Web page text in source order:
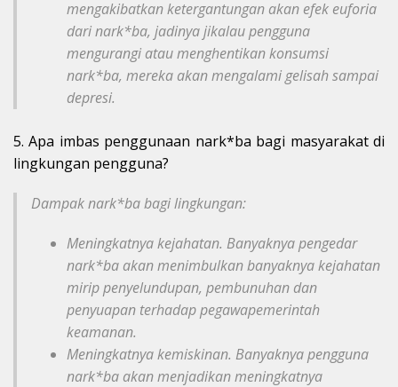
mengakibatkan ketergantungan akan efek euforia
dari nark*ba, jadinya jikalau pengguna
mengurangi atau menghentikan konsumsi
nark*ba, mereka akan mengalami gelisah sampai
depresi.
5. Apa imbas penggunaan nark*ba bagi masyarakat di
lingkungan pengguna?
Dampak nark*ba bagi lingkungan:
Meningkatnya kejahatan. Banyaknya pengedar
nark*ba akan menimbulkan banyaknya kejahatan
mirip penyelundupan, pembunuhan dan
penyuapan terhadap pegawapemerintah
keamanan.
Meningkatnya kemiskinan. Banyaknya pengguna
nark*ba akan menjadikan meningkatnya